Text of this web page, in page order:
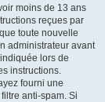
moins de 13 ans
reçues par
toute nouvelle
administrateur avant
lors de
instructions.
fourni une
anti-spam. Si